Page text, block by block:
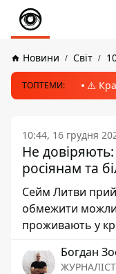
Новини Світ
ТОПТЕМИ: ⚠️
10:44, 16 грудня
Не
росіянам та
Сейм Литви
обмежити
проживають у
Богдан
ЖУРНАЛІСТ